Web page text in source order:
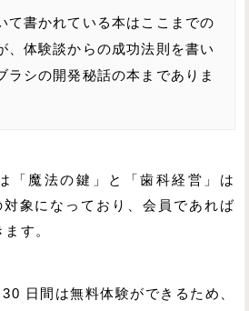
て書かれている本はここまでの
、体験談からの成功法則を書い
ラシの開発秘話の本までありま
「魔法の鍵」と「歯科経営」は
対象になっており、会員であれば
す。
日間は無料体験ができるため、